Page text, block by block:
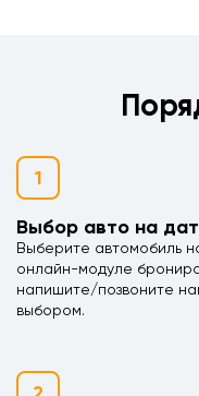
1
Выбор авто на
Выберите автомобиль
онлайн-модуле
напишите/позвоните
выбором.